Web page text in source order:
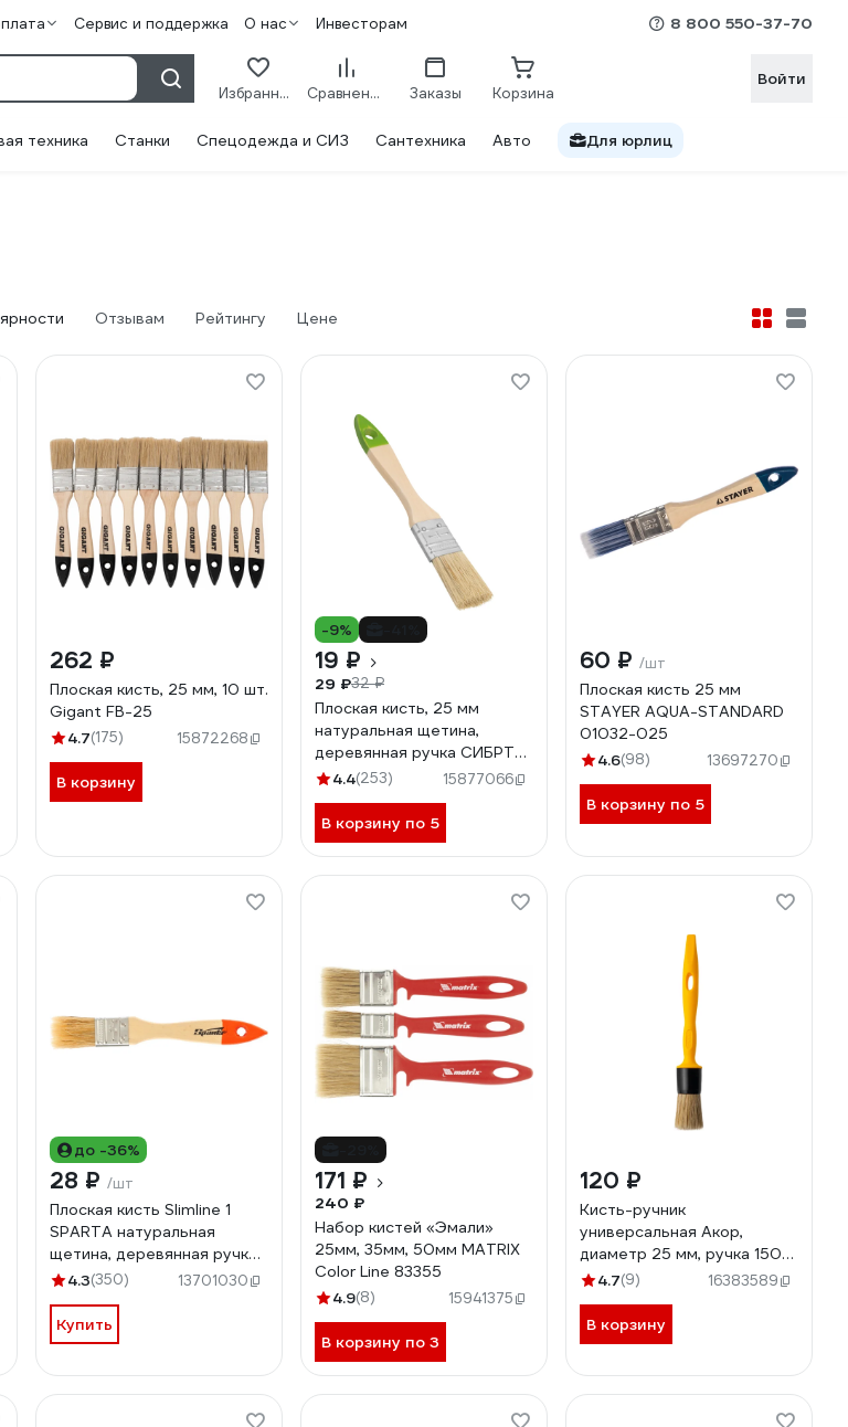
Сервис и поддержка О нас Инвесторам 8 800 550-37-70
Избранное Сравнение Заказы Корзина
Войти
техника Станки Спецодежда и СИЗ Сантехника Авто Для юрлиц
Отзывам Рейтингу Цене
262 ₽
Плоская кисть, 25 мм, 10 шт.
Gigant FB-25
4.7(175) 15872268
В корзину
-9%
19 ₽
29 ₽32 ₽
Плоская кисть, 25 мм
натуральная щетина,
деревянная ручка СИБРТЕХ
82261
4.4(253) 15877066
В корзину по 5
60 ₽ /шт
Плоская кисть 25 мм
STAYER AQUA-STANDARD
01032-025
4.6(98) 13697270
В корзину по 5
до -36%
28 ₽ /шт
Плоская кисть Slimline 1
SPARTA натуральная
щетина, деревянная ручка//
824205
4.3(350) 13701030
Купить
171 ₽
240 ₽
Набор кистей «Эмали»
25мм, 35мм, 50мм MATRIX
Color Line 83355
4.9(8) 15941375
В корзину по 3
120 ₽
Кисть-ручник
универсальная Акор,
диаметр 25 мм, ручка 150
мм, Эксперт 140 00 025
4.7(9) 16383589
В корзину